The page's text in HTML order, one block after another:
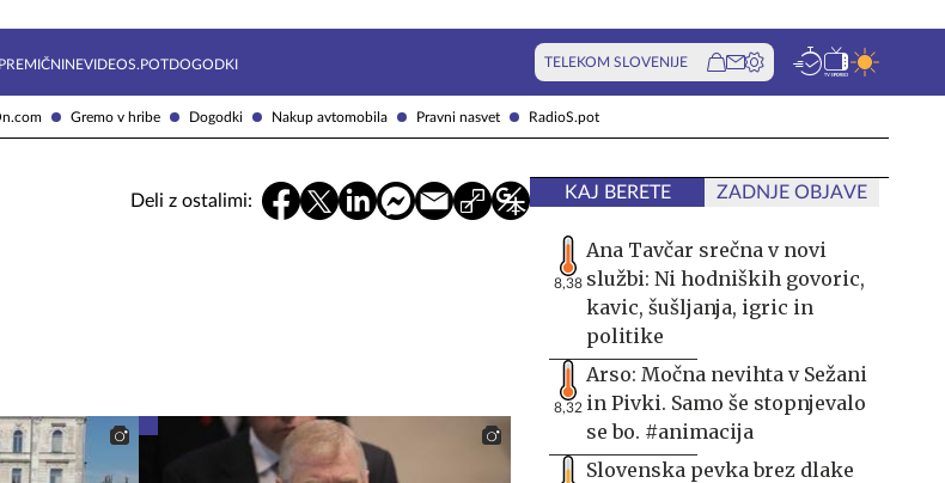
Gremo v hribe Dogodki Nakup avtomobila Pravni nasvet RadioS.pot
VIDEOS.POTDOGODKI TELEKOM SLOVENIJE
Deli z ostalimi: KAJ BERETE ZADNJE OBJAVE
8,38
Ana Tavčar srečna v novi
službi: Ni hodniških govoric,
kavic, šušljanja, igric in
politike
8,32
Arso: Močna nevihta v Sežani
in Pivki. Samo še stopnjevalo
se bo. #animacija
Slovenska pevka brez dlake